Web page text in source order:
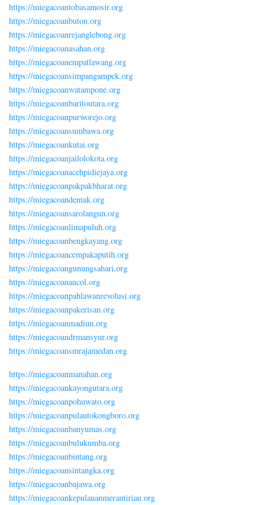
https://miegacoantobasamosir.org
https://miegacoanbuton.org
https://miegacoanrejanglebong.org
https://miegacoanasahan.org
https://miegacoanempatlawang.org
https://miegacoansimpangampek.org
https://miegacoanwatampone.org
https://miegacoanbaritoutara.org
https://miegacoanpurworejo.org
https://miegacoansumbawa.org
https://miegacoankutai.org
https://miegacoanjailolokota.org
https://miegacoanacehpidiejaya.org
https://miegacoanpakpakbharat.org
https://miegacoandemak.org
https://miegacoansarolangun.org
https://miegacoanlimapuluh.org
https://miegacoanbengkayang.org
https://miegacoancempakaputih.org
https://miegacoangunungsahari.org
https://miegacoanancol.org
https://miegacoanpahlawanrevolusi.org
https://miegacoanpakerisan.org
https://miegacoanmadiun.org
https://miegacoandrmansyur.org
https://miegacoansmrajamedan.org
https://miegacoanmanahan.org
https://miegacoankayongutara.org
https://miegacoanpohuwato.org
https://miegacoanpulautokongboro.org
https://miegacoanbanyumas.org
https://miegacoanbulukumba.org
https://miegacoanbintang.org
https://miegacoansintangka.org
https://miegacoanbajawa.org
https://miegacoankepulauanmerantiriau.org